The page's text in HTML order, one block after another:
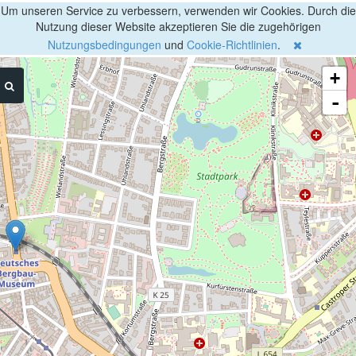
Um unseren Service zu verbessern, verwenden wir Cookies. Durch die
Nutzung dieser Website akzeptieren Sie die zugehörigen
Nutzungsbedingungen und Cookie-Richtlinien.
+
-